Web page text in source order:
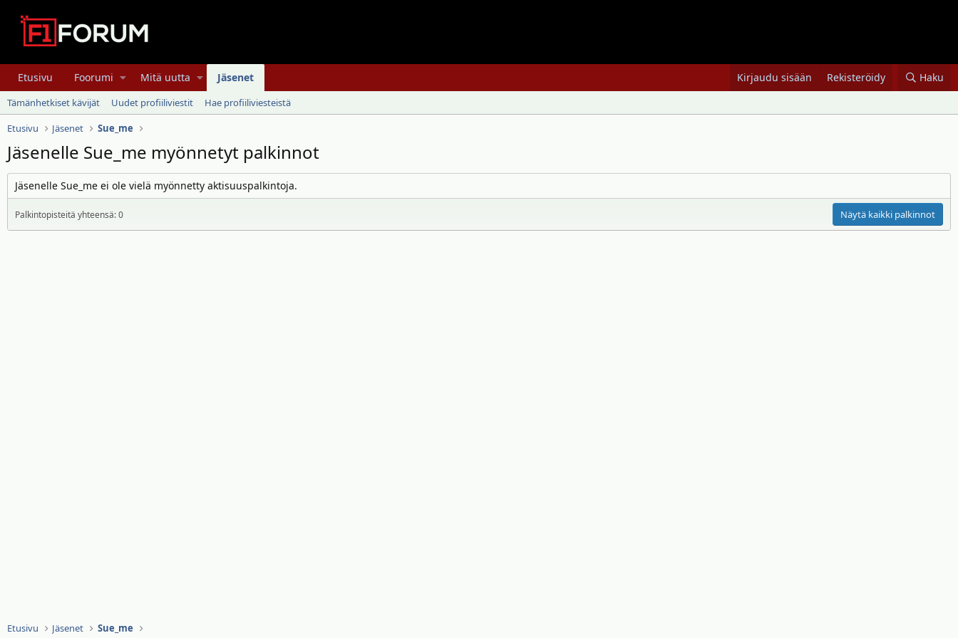
Etusivu Foorumi Mitä uutta Jäsenet Kirjaudu sisään Rekisteröidy Haku
Tämänhetkiset kävijät Uudet profiiliviestit
Hae profiiliviesteistä
Etusivu
Jäsenet Sue_me
Jäsenelle Sue_me myönnetyt palkinnot
Jäsenelle Sue_me ei ole vielä myönnetty aktisuuspalkintoja.
Palkintopisteitä yhteensä: 0 Näytä kaikki palkinnot
Etusivu Jäsenet Sue_me